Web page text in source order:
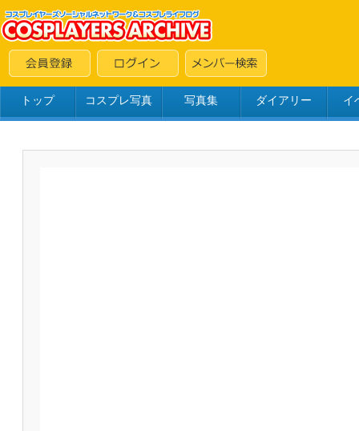
トップ コスプレ写真 写真集 ダイアリー イ